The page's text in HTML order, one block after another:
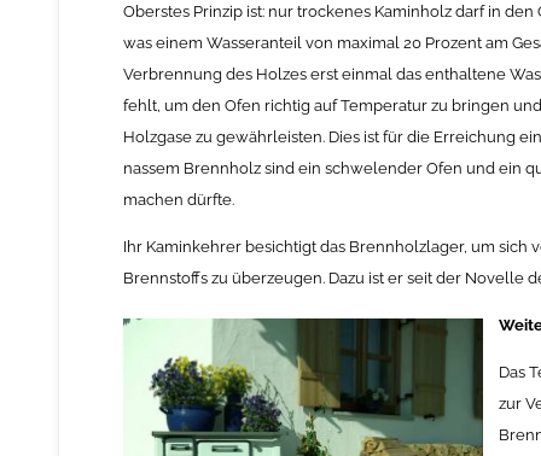
Oberstes Prinzip ist: nur trockenes Kaminholz darf in
was einem Wasseranteil von maximal 20 Prozent am
Verbrennung des Holzes erst einmal das enthaltene
fehlt, um den Ofen richtig auf Temperatur zu bringen
Holzgase zu gewährleisten. Dies ist für die Erreichung
nassem Brennholz sind ein schwelender Ofen und ein
machen dürfte.
Ihr Kaminkehrer besichtigt das Brennholzlager, um
Brennstoffs zu überzeugen. Dazu ist er seit der Novelle
Das
zur